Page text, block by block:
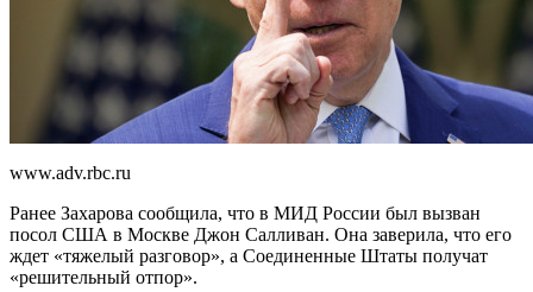
www.adv.rbc.ru
Ранее Захарова сообщила, что в МИД России был вызван
посол США в Москве Джон Салливан. Она заверила, что его
ждет «тяжелый разговор», а Соединенные Штаты получат
«решительный отпор».